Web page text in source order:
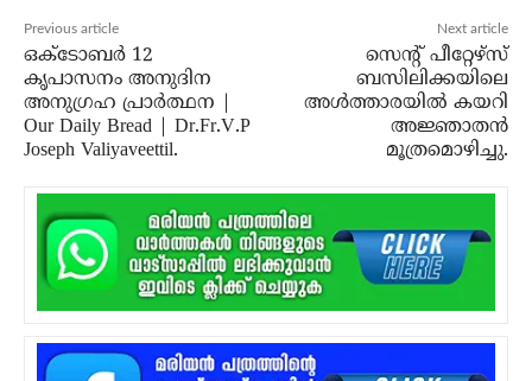
Previous article
ഒക്ടോബർ 12
കൃപാസനം അനുദിന
അനുഗ്രഹ പ്രാർത്ഥന |
Our Daily Bread | Dr.Fr.V.P
Joseph Valiyaveettil.
Next article
സെന്റ് പീറ്റേഴ്‌സ്
ബസിലിക്കയിലെ
അള്‍ത്താരയില്‍ കയറി
അജ്ഞാതന്‍
മൂത്രമൊഴിച്ചു.